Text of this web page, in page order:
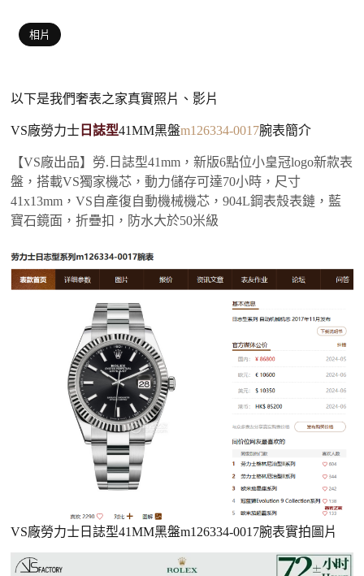
相片
以下是我們奢表之家真實照片、影片
VS廠勞力士 日誌型41MM黑盤m126334-0017腕表簡介
【VS廠出品】勞.日誌型41mm，新版6點位小皇冠logo新款表
盤，搭載VS獨家機芯，動力儲存可達70小時，尺寸
41x13mm，VS自產復自動機械機芯，904L鋼表殼表鏈，藍
寶石鏡面，折疊扣，防水大於50米級
VS廠勞力士日誌型41MM黑盤m126334-0017腕表實拍圖片